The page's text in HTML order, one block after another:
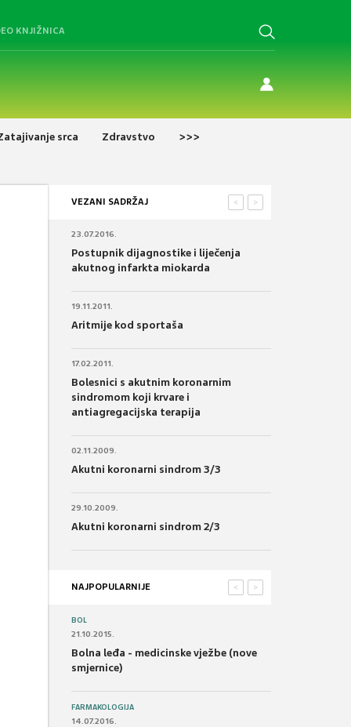
KNJIŽNICA
srca Zdravstvo >>>
VEZANI SADRŽAJ >
<
23.07.2016.
Postupnik dijagnostike i liječenja
akutnog infarkta miokarda
19.11.2011.
Aritmije kod sportaša
17.02.2011.
Bolesnici s akutnim koronarnim
sindromom koji krvare i
antiagregacijska terapija
02.11.2009.
Akutni koronarni sindrom 3/3
29.10.2009.
Akutni koronarni sindrom 2/3
NAJPOPULARNIJE >
<
BOL
21.10.2015.
Bolna leđa - medicinske vježbe (nove
smjernice)
FARMAKOLOGIJA
14.07.2016.